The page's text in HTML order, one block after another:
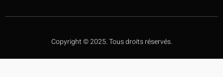
Copyright © 2025. Tous droits réservés.